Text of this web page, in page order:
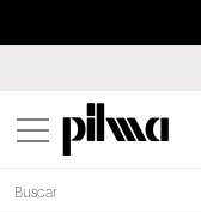
pilma